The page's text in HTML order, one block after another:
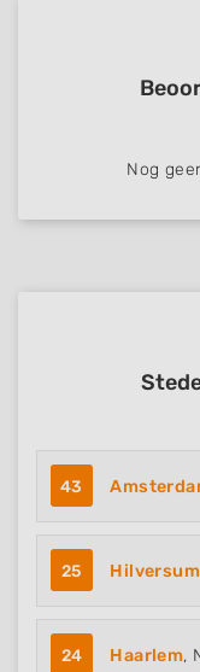
Nog
43
25 Hilversum
24 Haarlem,